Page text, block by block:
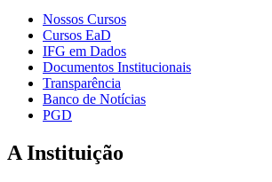
Nossos Cursos
Cursos EaD
IFG em Dados
Documentos Institucionais
Transparência
Banco de Notícias
PGD
A Instituição